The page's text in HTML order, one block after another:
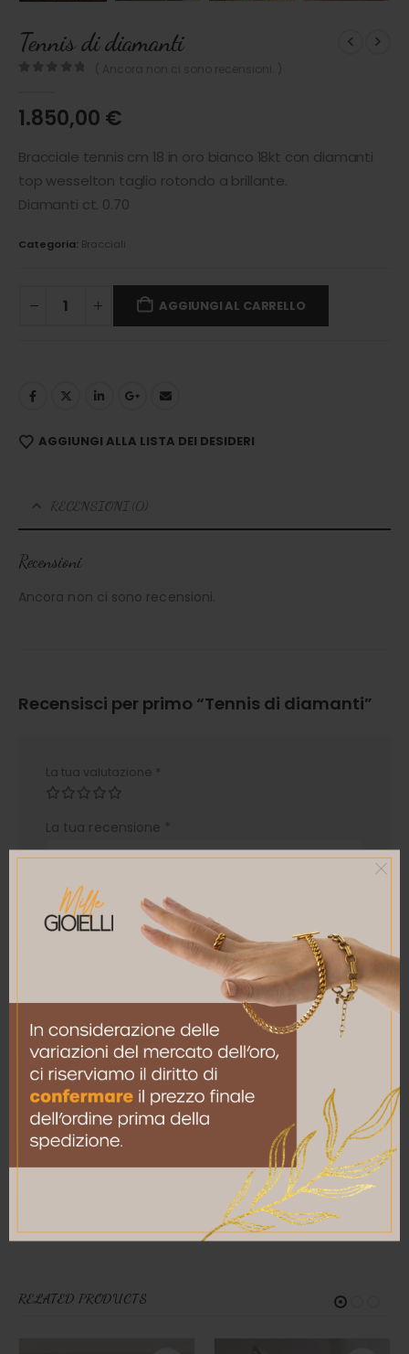
Tennis di diamanti
1.850,00 €
Bracciale tennis cm 18 in oro bianco 18kt con diamanti
top wesselton taglio rotondo a brillante.
Diamanti ct. 0.70
Categoria: Bracciali
AGGIUNGI AL CARRELLO
AGGIUNGI ALLA LISTA DEI DESIDERI
RECENSIONI (0)
Recensioni
Ancora non ci sono recensioni.
Recensisci per primo “Tennis di diamanti”
La tua valutazione *
La tua recensione *
Nome*
Email*
Salva il mio nome, email e sito web in questo
browser per la prossima volta che commento.
RELATED PRODUCTS